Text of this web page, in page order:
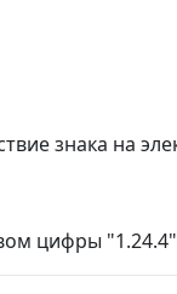
знака на
цифры